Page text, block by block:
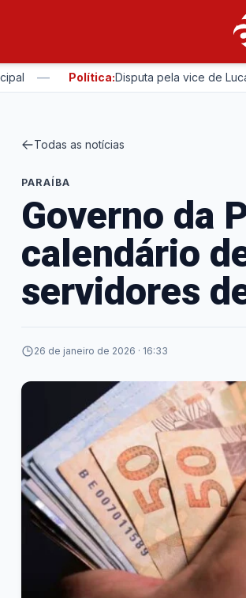
— Política:Disputa pela vice de Lucas
Todas as notícias
PARAÍBA
Governo da
calendário
servidores
26 de janeiro de 2026 · 16:33